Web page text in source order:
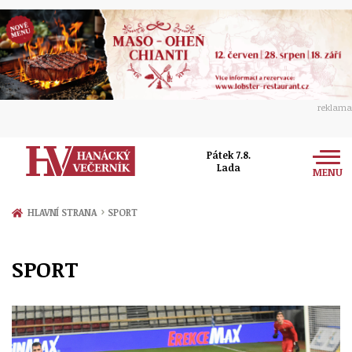
reklama
Pátek 7.8.
Lada
MENU
Zprávy
Přerov
Politika
Ekonomika
Kultura
Hudba
Společnost
Ženy
Sport
HLAVNÍ STRANA › SPORT
SPORT